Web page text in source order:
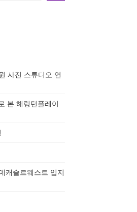
사진 스튜디오 연
본 해링턴플레이
캐슬르웨스트 입지